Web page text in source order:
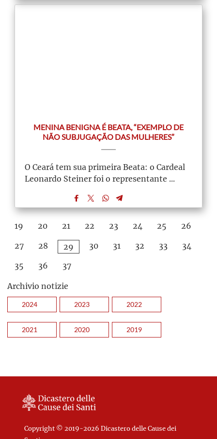
MENINA BENIGNA É BEATA, “EXEMPLO DE
NÃO SUBJUGAÇÃO DAS MULHERES”
O Ceará tem sua primeira Beata: o Cardeal
Leonardo Steiner foi o representante ...
19 20 21 22 23 24 25
26
27
28 29 30 31 32 33
34
35
36
37
Archivio notizie
2024 2023 2022
2021 2020 2019
Copyright © 2019-2026 Dicastero delle Cause dei